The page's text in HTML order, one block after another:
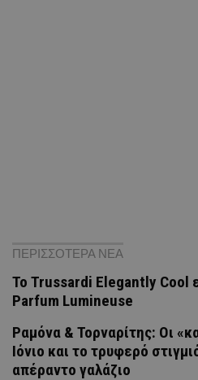
ΠΕΡΙΣΣΟΤΕΡΑ ΝΕΑ
Το Trussardi Elegantly Cool
Parfum Lumineuse
Ραμόνα & Τορναρίτης: Οι
Ιόνιο και το τρυφερό
απέραντο γαλάζιο